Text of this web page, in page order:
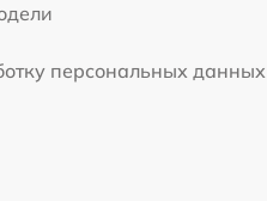
персональных данных